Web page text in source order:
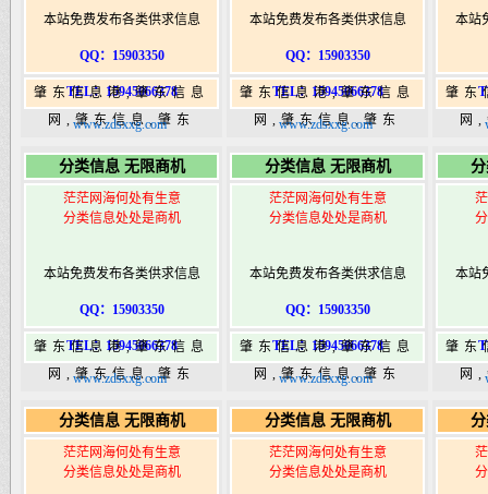
本站免费发布各类供求信息
QQ：15903350
TEL：15945066378
肇东信息港,肇东信息
网,肇东信息,肇东
港|www.zhaodongshi.com
www.zdsxxg.com
本站免费发布各类供求信息
QQ：15903350
TEL：15945066378
肇东信息港,肇东信息
网,肇东信息,肇东
港|www.zhaodongshi.com
www.zdsxxg.com
本站
肇东
网
港
分类信息 无限商机
茫茫网海何处有生意
分类信息处处是商机
本站免费发布各类供求信息
QQ：15903350
TEL：15945066378
肇东信息港,肇东信息
网,肇东信息,肇东
港|www.zhaodongshi.com
www.zdsxxg.com
分类信息 无限商机
茫茫网海何处有生意
分类信息处处是商机
本站免费发布各类供求信息
QQ：15903350
TEL：15945066378
肇东信息港,肇东信息
网,肇东信息,肇东
港|www.zhaodongshi.com
www.zdsxxg.com
本站
肇东
网
港
分类信息 无限商机
茫茫网海何处有生意
分类信息处处是商机
分类信息 无限商机
茫茫网海何处有生意
分类信息处处是商机